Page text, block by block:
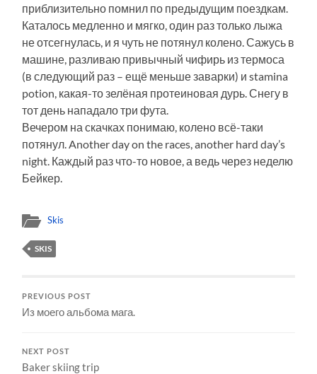
приблизительно помнил по предыдущим поездкам.
Каталось медленно и мягко, один раз только лыжа
не отсегнулась, и я чуть не потянул колено. Сажусь в
машине, разливаю привычный чифирь из термоса
(в следующий раз – ещё меньше заварки) и stamina
potion, какая-то зелёная протеиновая дурь. Снегу в
тот день нападало три фута.
Вечером на скачках понимаю, колено всё-таки
потянул. Another day on the races, another hard day’s
night. Каждый раз что-то новое, а ведь через неделю
Бейкер.
Skis
SKIS
PREVIOUS POST
Из моего альбома мага.
NEXT POST
Baker skiing trip